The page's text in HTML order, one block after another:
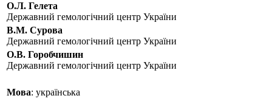
О.Л. Гелета
Державний гемологічний центр України
В.М. Сурова
Державний гемологічний центр України
О.В. Горобчишин
Державний гемологічний центр України
Мова: українська